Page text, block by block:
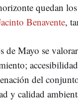
quedan
Benavente,
de Mayo se
del
y calidad